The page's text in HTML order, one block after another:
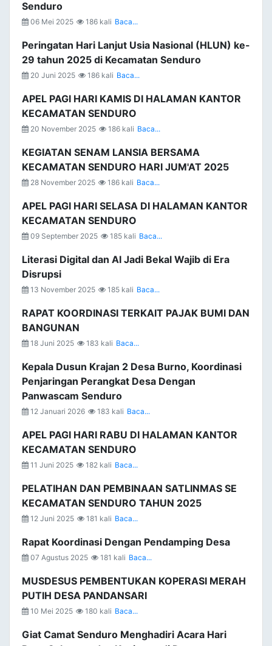
Senduro
06 Mei 2025 186 kali Baca...
Peringatan Hari Lanjut Usia Nasional (HLUN) ke-
29 tahun 2025 di Kecamatan Senduro
20 Juni 2025 186 kali Baca...
APEL PAGI HARI KAMIS DI HALAMAN KANTOR
KECAMATAN SENDURO
20 November 2025 186 kali Baca...
KEGIATAN SENAM LANSIA BERSAMA
KECAMATAN SENDURO HARI JUM'AT 2025
28 November 2025 186 kali Baca...
APEL PAGI HARI SELASA DI HALAMAN KANTOR
KECAMATAN SENDURO
09 September 2025 185 kali Baca...
Literasi Digital dan AI Jadi Bekal Wajib di Era
Disrupsi
13 November 2025 185 kali Baca...
RAPAT KOORDINASI TERKAIT PAJAK BUMI DAN
BANGUNAN
18 Juni 2025 183 kali Baca...
Kepala Dusun Krajan 2 Desa Burno, Koordinasi
Penjaringan Perangkat Desa Dengan
Panwascam Senduro
12 Januari 2026 183 kali Baca...
APEL PAGI HARI RABU DI HALAMAN KANTOR
KECAMATAN SENDURO
11 Juni 2025 182 kali Baca...
PELATIHAN DAN PEMBINAAN SATLINMAS SE
KECAMATAN SENDURO TAHUN 2025
12 Juni 2025 181 kali Baca...
Rapat Koordinasi Dengan Pendamping Desa
07 Agustus 2025 181 kali Baca...
MUSDESUS PEMBENTUKAN KOPERASI MERAH
PUTIH DESA PANDANSARI
10 Mei 2025 180 kali Baca...
Giat Camat Senduro Menghadiri Acara Hari